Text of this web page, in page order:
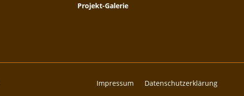
Projekt-Galerie
Impressum Datenschutzerklärung